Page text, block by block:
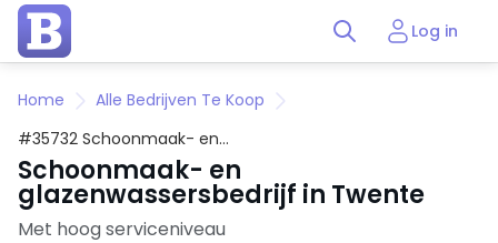
Log in
Home
Alle Bedrijven Te Koop
#35732 Schoonmaak- en
glazenwassersbedrijf in Twente
Schoonmaak- en
glazenwassersbedrijf in Twente
Met hoog serviceniveau